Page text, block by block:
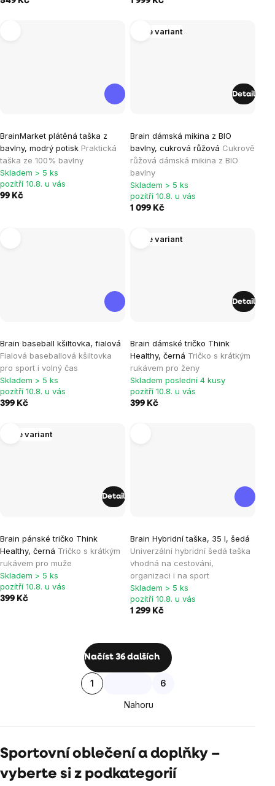
BrainMarket plátěná taška z
bavlny, modrý potisk Praktická
taška ze 100% bavlny
Skladem > 5 ks
pozítří 10.8. u vás
99 Kč
Více variant
Brain dámská mikina z BIO
bavlny, cukrová růžová Cukrově
růžová dámská mikina z BIO
bavlny
Skladem > 5 ks
pozítří 10.8. u vás
1 099 Kč
Detail
Brain baseball kšiltovka, fialová
Fialová baseballová kšiltovka
pro sport i volný čas
Skladem > 5 ks
pozítří 10.8. u vás
399 Kč
Více variant
Brain dámské tričko Think
Healthy, černá Tričko s krátkým
rukávem pro ženy
Skladem poslední 4 kusy
pozítří 10.8. u vás
399 Kč
Detail
Více variant
Brain pánské tričko Think
Healthy, černá Tričko s krátkým
rukávem pro muže
Skladem > 5 ks
pozítří 10.8. u vás
399 Kč
Detail
Brain Hybridní taška, 35 l, šedá
Univerzální hybridní šedá taška
vhodná na cestování,
organizaci i na sport
hodnocení
produktu
je
0,0
z
Skladem > 5 ks
pozítří 10.8. u vás
1 299 Kč
Ovládací
výpisu
Načíst 36 dalších
Stránkování
1 6
Nahoru
Sportovní oblečení a doplňky –
vyberte si z podkategorií